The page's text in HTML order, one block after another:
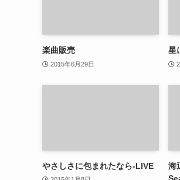
楽曲販売
2015年6月29日
星
やさしさに包まれたなら-LIVE
海